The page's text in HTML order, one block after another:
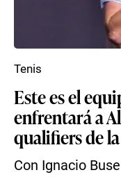
Este es el
enfrentará a
qualifiers de
Con Ignacio
Tenis